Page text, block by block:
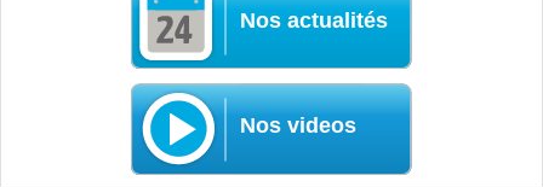
Nos actualités
Nos videos